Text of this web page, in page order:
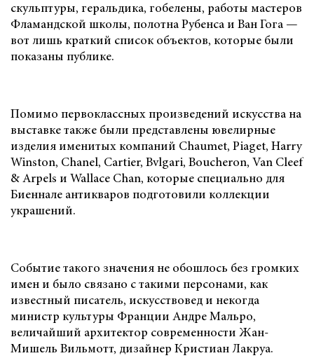
скульптуры, геральдика, гобелены, работы мастеров
Фламандской школы, полотна Рубенса и Ван Гога —
вот лишь краткий список объектов, которые были
показаны публике.
Помимо первоклассных произведений искусства на
выставке также были представлены ювелирные
изделия именитых компаний Chaumet, Piaget, Harry
Winston, Chanel, Cartier, Bvlgari, Boucheron, Van Cleef
& Arpels и Wallace Chan, которые специально для
Биеннале антикваров подготовили коллекции
украшений.
Событие такого значения не обошлось без громких
имен и было связано с такими персонами, как
известный писатель, искусствовед и некогда
министр культуры Франции Андре Мальро,
величайший архитектор современности Жан-
Мишель Вильмотт, дизайнер Кристиан Лакруа.